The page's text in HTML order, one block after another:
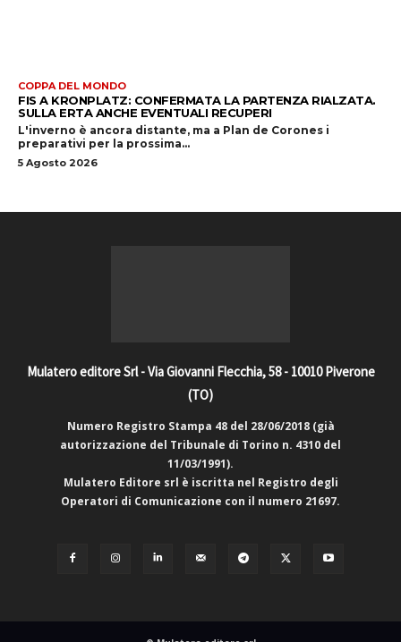
COPPA DEL MONDO
FIS A KRONPLATZ: CONFERMATA LA PARTENZA RIALZATA.
SULLA ERTA ANCHE EVENTUALI RECUPERI
L'inverno è ancora distante, ma a Plan de Corones i
preparativi per la prossima...
5 Agosto 2026
Mulatero editore Srl - Via Giovanni Flecchia, 58 - 10010 Piverone
(TO)
Numero Registro Stampa 48 del 28/06/2018 (già
autorizzazione del Tribunale di Torino n. 4310 del
11/03/1991).
Mulatero Editore srl è iscritta nel Registro degli
Operatori di Comunicazione con il numero 21697.